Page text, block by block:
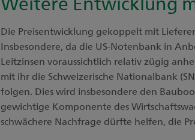
Die Preisentwicklung gekoppelt mit
Insbesondere, da die US-Notenbank in
Leitzinsen voraussichtlich relativ zügig
mit ihr die Schweizerische Nationalbank
folgen. Dies wird insbesondere den
gewichtige Komponente des
schwächere Nachfrage dürfte helfen, die